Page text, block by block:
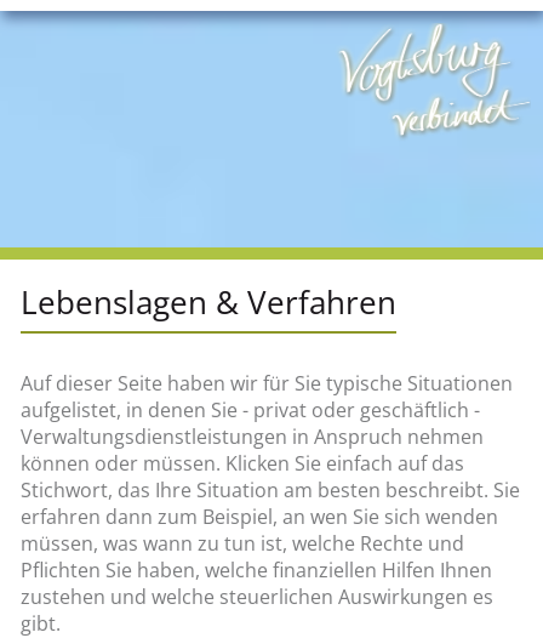
Lebenslagen & Verfahren
Auf dieser Seite haben wir für Sie typische Situationen
aufgelistet, in denen Sie - privat oder geschäftlich -
Verwaltungsdienstleistungen in Anspruch nehmen
können oder müssen. Klicken Sie einfach auf das
Stichwort, das Ihre Situation am besten beschreibt. Sie
erfahren dann zum Beispiel, an wen Sie sich wenden
müssen, was wann zu tun ist, welche Rechte und
Pflichten Sie haben, welche finanziellen Hilfen Ihnen
zustehen und welche steuerlichen Auswirkungen es
gibt.